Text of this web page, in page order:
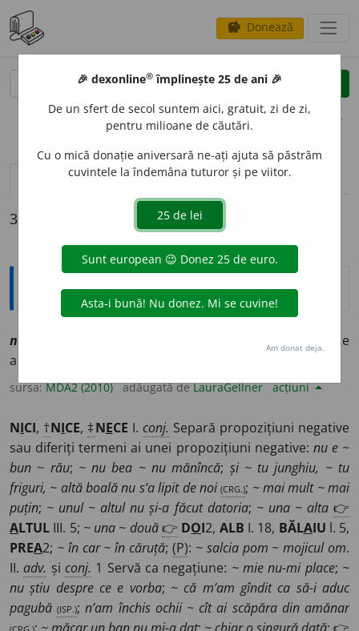
savings Donează
clear
opțiuni
definiții (3) declinări pronunțievolume_up(50)
3 definiții pentru nici (s.n.)
Explicative DEX
nici
) Parte
anterioară, tare, a râtului de porc.
sursa:MDA2 (2010) adăugată deLauraGellner acțiuni
NICI, †NICE, ‡NECE I. conj. Separă propozițiuni negative
sau diferiți termeni ai unei propozițiuni negative: nu e ~
bun ~ rău; ~ nu bea ~ nu mănîncă; și ~ tu junghiu, ~ tu
friguri, ~ altă boală nu s’a lipit de noi(CRG.); ~ mai mult ~ mai
puțin; ~ unul ~ altul nu și-a făcut datoria; ~ una ~ alta 👉
ALTUL III. 5; ~ una ~ două👉 DOI2, ALB I. 18, BĂLAIU l. 5,
PREA2; ~ în car ~ în căruță; (P): ~ salcia pom ~ mojicul om.
II.adv. șiconj. 1 Servă ca negațiune: ~ mie nu-mi place; ~
nu știu despre ce e vorba; ~ că m’am gîndit ca să-i aduc
pagubă (ISP.);n’am închis ochii ~ cît ai scăpăra din amănar
🎉 dexonline® împlinește 25 de ani 🎉
De un sfert de secol suntem aici, gratuit, zi de zi,
pentru milioane de căutări.
Cu o mică donație aniversară ne-ați ajuta să păstrăm
cuvintele la îndemâna tuturor și pe viitor.
Am donat deja.